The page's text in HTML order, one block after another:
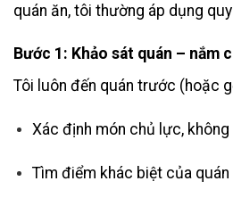
quán ăn, tôi thường áp dụng
Bước 1: Khảo sát quán – nắm
Tôi luôn đến quán trước (hoặc
Xác định món chủ lực, không
Tìm điểm khác biệt của quán